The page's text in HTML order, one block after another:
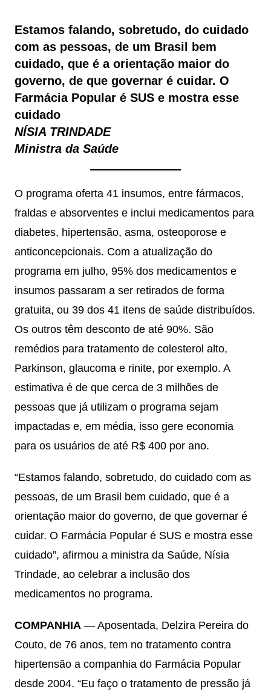
Estamos falando, sobretudo, do cuidado
com as pessoas, de um Brasil bem
cuidado, que é a orientação maior do
governo, de que governar é cuidar. O
Farmácia Popular é SUS e mostra esse
cuidado
NÍSIA TRINDADE
Ministra da Saúde
O programa oferta 41 insumos, entre fármacos,
fraldas e absorventes e inclui medicamentos para
diabetes, hipertensão, asma, osteoporose e
anticoncepcionais. Com a atualização do
programa em julho, 95% dos medicamentos e
insumos passaram a ser retirados de forma
gratuita, ou 39 dos 41 itens de saúde distribuídos.
Os outros têm desconto de até 90%. São
remédios para tratamento de colesterol alto,
Parkinson, glaucoma e rinite, por exemplo. A
estimativa é de que cerca de 3 milhões de
pessoas que já utilizam o programa sejam
impactadas e, em média, isso gere economia
para os usuários de até R$ 400 por ano.
“Estamos falando, sobretudo, do cuidado com as
pessoas, de um Brasil bem cuidado, que é a
orientação maior do governo, de que governar é
cuidar. O Farmácia Popular é SUS e mostra esse
cuidado”, afirmou a ministra da Saúde, Nísia
Trindade, ao celebrar a inclusão dos
medicamentos no programa.
COMPANHIA — Aposentada, Delzira Pereira do
Couto, de 76 anos, tem no tratamento contra
hipertensão a companhia do Farmácia Popular
desde 2004. “Eu faço o tratamento de pressão já